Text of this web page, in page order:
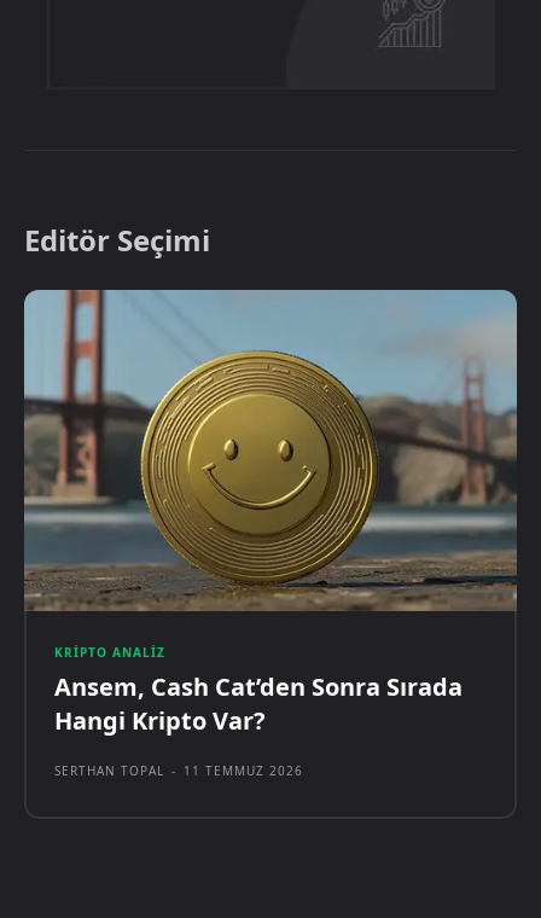
Editör Seçimi
KRIPTO ANALIZ
Ansem, Cash Cat’den Sonra Sırada
Hangi Kripto Var?
SERTHAN TOPAL - 11 TEMMUZ 2026